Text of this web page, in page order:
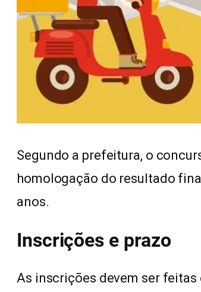
Segundo a prefeitura, o
homologação do resultado
anos.
Inscrições e prazo
As inscrições devem ser